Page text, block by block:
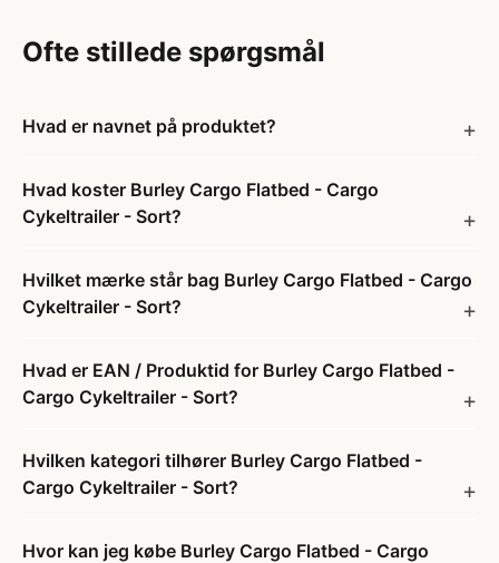
Ofte stillede spørgsmål
Hvad er navnet på produktet?
Hvad koster Burley Cargo Flatbed - Cargo
Cykeltrailer - Sort?
Hvilket mærke står bag Burley Cargo Flatbed - Cargo
Cykeltrailer - Sort?
Hvad er EAN / Produktid for Burley Cargo Flatbed -
Cargo Cykeltrailer - Sort?
Hvilken kategori tilhører Burley Cargo Flatbed -
Cargo Cykeltrailer - Sort?
Hvor kan jeg købe Burley Cargo Flatbed - Cargo